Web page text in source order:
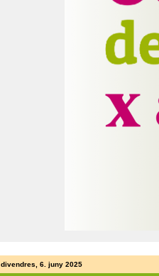
divendres, 6. juny 2025